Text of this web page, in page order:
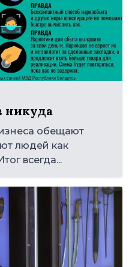
никуда
обещают
людей как
всегда...